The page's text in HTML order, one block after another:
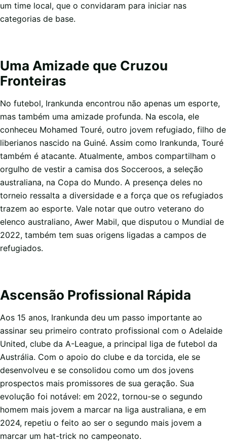
um time local, que o convidaram para iniciar nas
categorias de base.
Uma Amizade que Cruzou
Fronteiras
No futebol, Irankunda encontrou não apenas um esporte,
mas também uma amizade profunda. Na escola, ele
conheceu Mohamed Touré, outro jovem refugiado, filho de
liberianos nascido na Guiné. Assim como Irankunda, Touré
também é atacante. Atualmente, ambos compartilham o
orgulho de vestir a camisa dos Socceroos, a seleção
australiana, na Copa do Mundo. A presença deles no
torneio ressalta a diversidade e a força que os refugiados
trazem ao esporte. Vale notar que outro veterano do
elenco australiano, Awer Mabil, que disputou o Mundial de
2022, também tem suas origens ligadas a campos de
refugiados.
Ascensão Profissional Rápida
Aos 15 anos, Irankunda deu um passo importante ao
assinar seu primeiro contrato profissional com o Adelaide
United, clube da A-League, a principal liga de futebol da
Austrália. Com o apoio do clube e da torcida, ele se
desenvolveu e se consolidou como um dos jovens
prospectos mais promissores de sua geração. Sua
evolução foi notável: em 2022, tornou-se o segundo
homem mais jovem a marcar na liga australiana, e em
2024, repetiu o feito ao ser o segundo mais jovem a
marcar um hat-trick no campeonato.